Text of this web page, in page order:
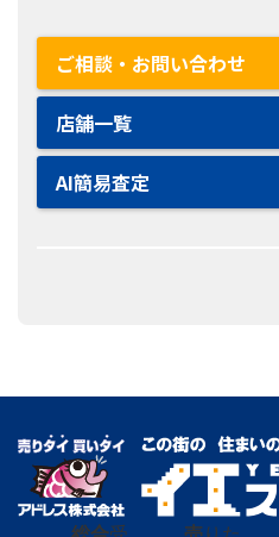
ご相談・お問い合わせ
店舗一覧
AI簡易査定